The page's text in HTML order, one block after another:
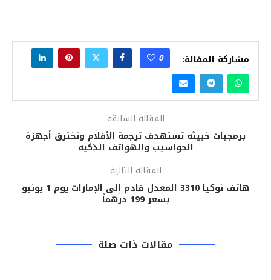
مشاركة المقالة: 0
المقالة السابقة
برمجيات خبيثه تستهدف ترجمة الأفلام وتخترق أجهزة
الحواسيب والهواتف الذكيه
المقالة التالية
هاتف نوكيا 3310 المعدل قادم إلى الإمارات يوم 1 يونيو
بسعر 199 درهماً
مقالات ذات صلة